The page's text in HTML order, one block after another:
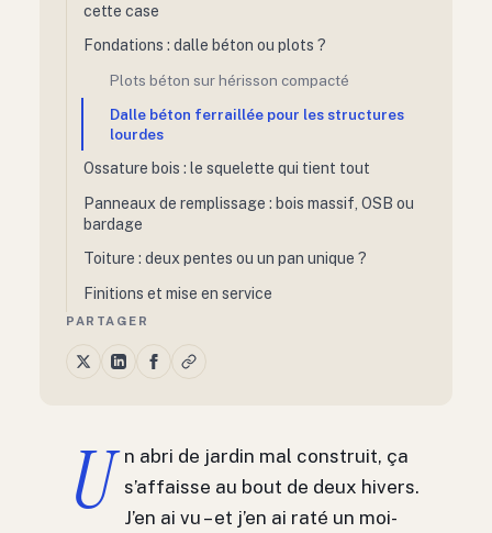
cette case
Fondations : dalle béton ou plots ?
Plots béton sur hérisson compacté
Dalle béton ferraillée pour les structures
lourdes
Ossature bois : le squelette qui tient tout
Panneaux de remplissage : bois massif, OSB ou
bardage
Toiture : deux pentes ou un pan unique ?
Finitions et mise en service
PARTAGER
U n abri de jardin mal construit, ça
s’affaisse au bout de deux hivers.
J’en ai vu – et j’en ai raté un moi-